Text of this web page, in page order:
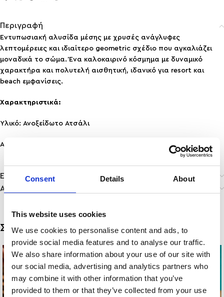
Consent Details About
This website uses cookies
We use cookies to personalise content and ads, to
provide social media features and to analyse our traffic.
We also share information about your use of our site with
our social media, advertising and analytics partners who
may combine it with other information that you’ve
provided to them or that they’ve collected from your use
Περιγραφή
Εντυπωσιακή αλυσίδα μέσης με χρυσές ανάγλυφες
λεπτομέρειες και ιδιαίτερο geometric σχέδιο που αγκαλιάζει
μοναδικά το σώμα. Ένα καλοκαιρινό κόσμημα με δυναμικό
χαρακτήρα και πολυτελή αισθητική, ιδανικό για resort και
beach εμφανίσεις.
Χαρακτηριστικά:
Υλικό: Ανοξείδωτο Ατσάλι
Ανθεκτικότητα: Ανθεκτικό σε νερό & άρωμα, δε μαυρίζει!
Επιπλέον πληροφορίες
Αποστολή & Παράδοση
Σχετικά προϊόντα